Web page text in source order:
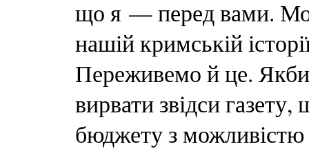
що я — перед вами.
нашій кримській
Переживемо й це. Якби
вирвати звідси
бюджету з